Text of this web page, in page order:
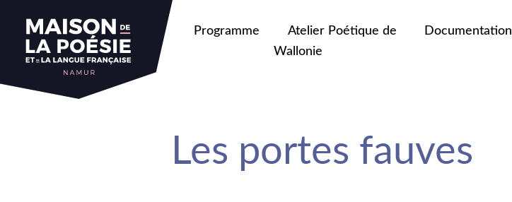
Programme
Atelier Poétique de
Wallonie
Documentation
Les portes fauves